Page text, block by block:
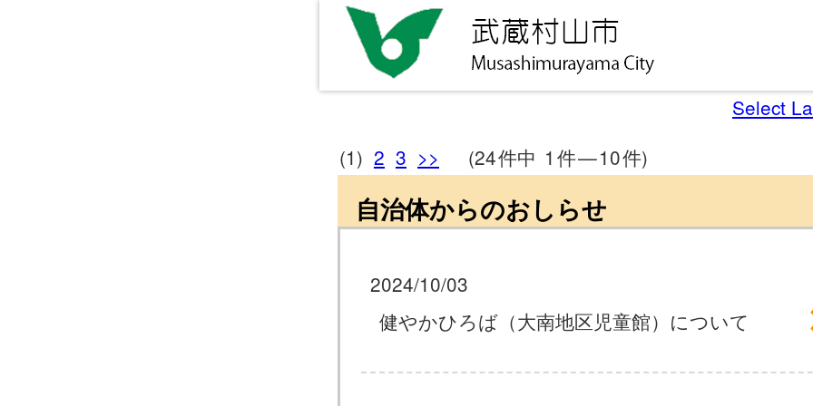
Select
(1) 2 3 >> (24件中 1 件—10件)
自治体からのおしらせ
2024/10/03
健やかひろば（大南地区児童館）について